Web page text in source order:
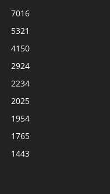
7016
5321
4150
2924
2234
2025
1954
1765
1443